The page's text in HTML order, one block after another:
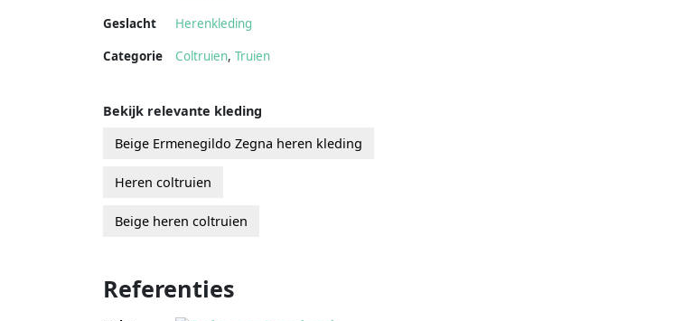
Geslacht
Herenkleding
Categorie
Coltruien, Truien
Bekijk relevante kleding
Beige Ermenegildo Zegna heren kleding
Heren coltruien
Beige heren coltruien
Referenties